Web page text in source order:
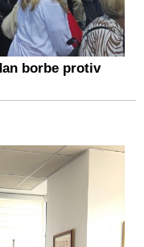
borbe protiv